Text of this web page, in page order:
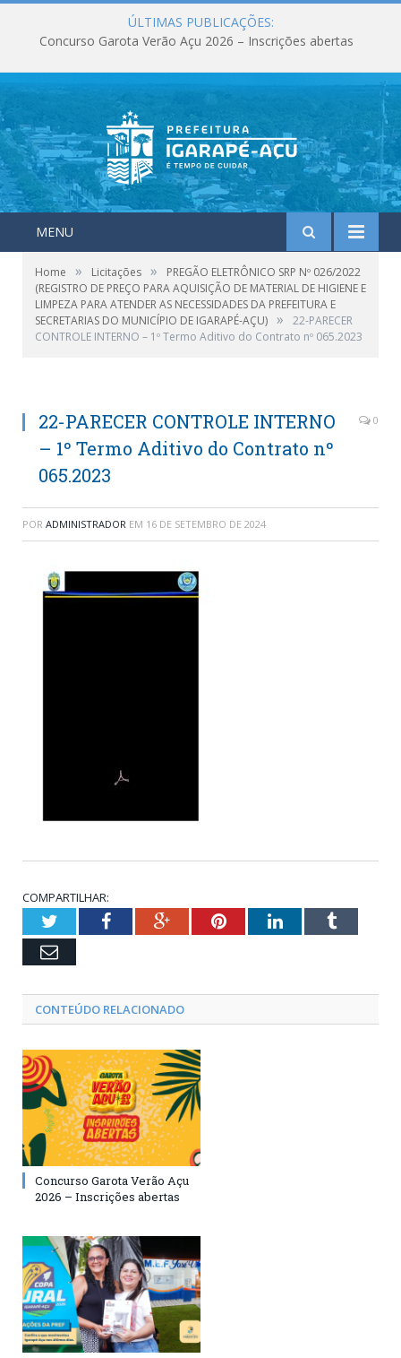
ÚLTIMAS PUBLICAÇÕES:
Concurso Garota Verão Açu 2026 – Inscrições abertas
MENU
Home » Licitações »
PREGÃO ELETRÔNICO SRP Nº 026/2022
(REGISTRO DE PREÇO PARA AQUISIÇÃO DE MATERIAL DE HIGIENE E
LIMPEZA PARA ATENDER AS NECESSIDADES DA PREFEITURA E
SECRETARIAS DO MUNICÍPIO DE IGARAPÉ-AÇU) »
22-PARECER
CONTROLE INTERNO – 1º Termo Aditivo do Contrato nº 065.2023
22-PARECER CONTROLE INTERNO
– 1º Termo Aditivo do Contrato nº
065.2023
0
POR ADMINISTRADOR EM 16 DE SETEMBRO DE 2024
COMPARTILHAR:
TwitterFacebookGoogle+PinterestLinkedInTumblr
Email
CONTEÚDO RELACIONADO
Concurso Garota Verão Açu
2026 – Inscrições abertas